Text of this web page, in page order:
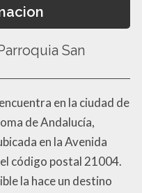
San
en la ciudad de
de Andalucía,
en la Avenida
código postal 21004.
la hace un destino